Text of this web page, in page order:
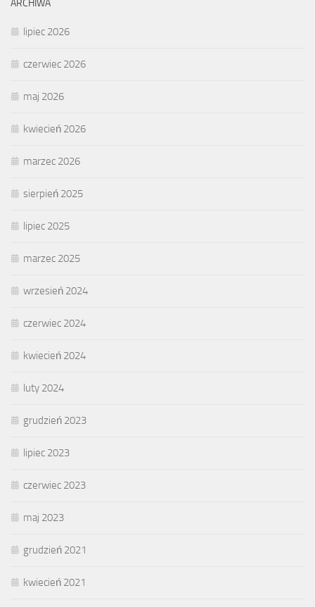
ARCHIWA
lipiec 2026
czerwiec 2026
maj 2026
kwiecień 2026
marzec 2026
sierpień 2025
lipiec 2025
marzec 2025
wrzesień 2024
czerwiec 2024
kwiecień 2024
luty 2024
grudzień 2023
lipiec 2023
czerwiec 2023
maj 2023
grudzień 2021
kwiecień 2021